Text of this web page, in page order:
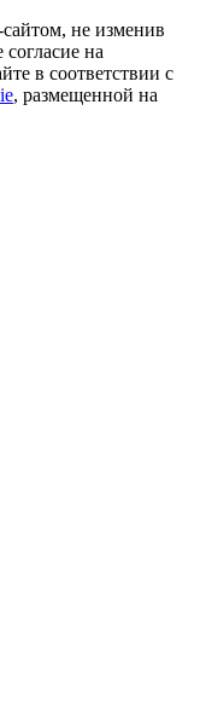
не изменив
на
в соответствии с
, размещенной на